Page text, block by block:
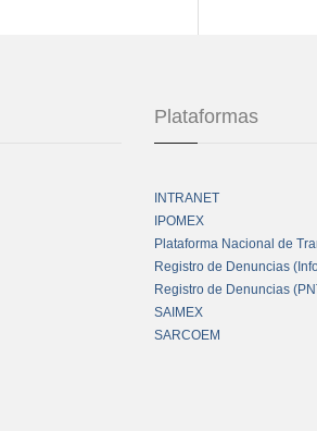
Plataformas
INTRANET
IPOMEX
Plataforma Nacional de
Registro de Denuncias
Registro de Denuncias
SAIMEX
SARCOEM